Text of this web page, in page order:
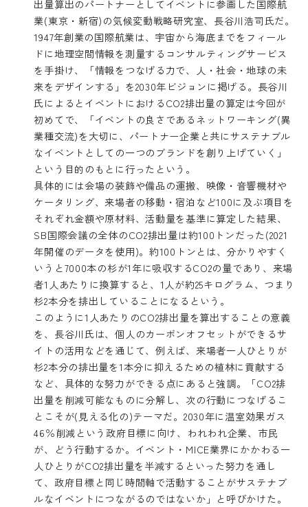
出量算出のパートナーとしてイベントに参画した国際航
業(東京・新宿)の気候変動戦略研究室、長谷川浩司氏だ。
1947年創業の国際航業は、宇宙から海底までをフィール
ドに地理空間情報を測量するコンサルティングサービス
を手掛け、「情報をつなげる力で、人・社会・地球の未
来をデザインする」を2030年ビジョンに掲げる。長谷川
氏によるとイベントにおけるCO2排出量の算定は今回が
初めてで、「イベントの良さであるネットワーキング(異
業種交流)を大切に、パートナー企業と共にサステナブル
なイベントとしての一つのブランドを創り上げていく」
という目的のもとに行ったという。
具体的には会場の装飾や備品の運搬、映像・音響機材や
ケータリング、来場者の移動・宿泊など100に及ぶ項目を
それぞれ金額や原材料、活動量を基準に算定した結果、
SB国際会議の全体のCO2排出量は約100トンだった(2021
年開催のデータを使用)。約100トンとは、分かりやすく
いうと7000本の杉が1年に吸収するCO2の量であり、来場
者1人あたりに換算すると、1人が約25キログラム、つまり
杉2本分を排出していることになるという。
このように1人あたりのCO2排出量を算出することの意義
を、長谷川氏は、個人のカーボンオフセットができるサ
イトの活用などを通じて、例えば、来場者一人ひとりが
杉2本分の排出量を1本分に抑えるための植林に貢献する
など、具体的な努力ができる点にあると強調。「CO2排
出量を削減可能なものに分解し、次の行動につなげるこ
とこそが(見える化の)テーマだ。2030年に温室効果ガス
46％削減という政府目標に向け、われわれ企業、市民
が、どう行動するか。イベント・MICE業界にかかわる一
人ひとりがCO2排出量を半減するといった努力を通し
て、政府目標と同じ時間軸で活動することがサステナブ
ルなイベントにつながるのではないか」と呼びかけた。